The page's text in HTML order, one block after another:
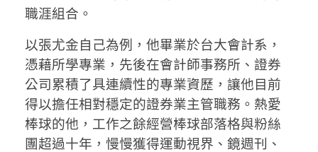
職涯組合。
以張尤金自己為例，他畢業於台大會計系，
憑藉所學專業，先後在會計師事務所、證券
公司累積了具連續性的專業資歷，讓他目前
得以擔任相對穩定的證券業主管職務。熱愛
棒球的他，工作之餘經營棒球部落格與粉絲
團超過十年，慢慢獲得運動視界、鏡週刊、